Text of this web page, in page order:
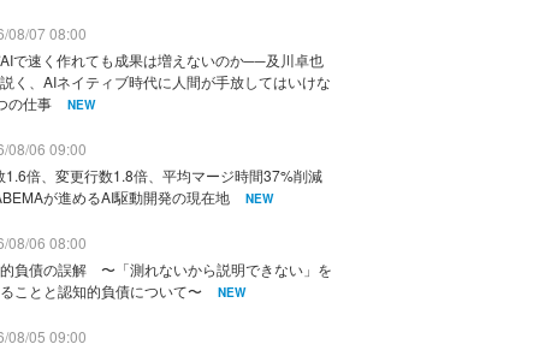
08/07 08:00
で速く作れても成果は増えないのか──及川卓也
く、AIネイティブ時代に人間が手放してはいけな
の仕事
NEW
08/06 09:00
1.6倍、変更行数1.8倍、平均マージ時間37%削減
が進めるAI駆動開発の現在地
NEW
08/06 08:00
負債の誤解 〜「測れないから説明できない」を
ことと認知的負債について〜
NEW
08/05 09:00